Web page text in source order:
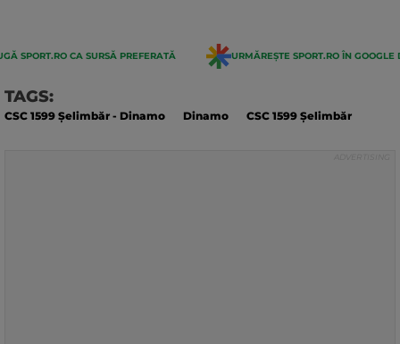
SPORT.RO CA SURSĂ PREFERATĂ URMĂREȘTE SPORT.RO ÎN GOOGLE
TAGS:
CSC 1599 Șelimbăr - Dinamo Dinamo CSC 1599 Șelimbăr